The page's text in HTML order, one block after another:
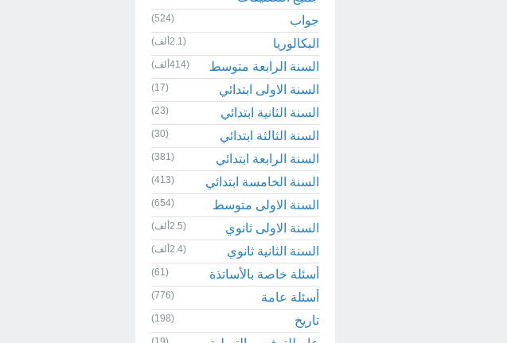
جواب
(524)
البكالوريا (2.1ألف)
السنة الرابعة متوسط (414ألف)
السنة الاولى ابتدائي (17)
السنة الثانية ابتدائي (23)
السنة الثالثة ابتدائي (30)
السنة الرابعة ابتدائي (381)
السنة الخامسة ابتدائي (413)
السنة الاولى متوسط (654)
السنة الاولى ثانوي (2.5ألف)
السنة الثانية ثانوي (2.4ألف)
أسئلة خاصة بالأساتذة (61)
أسئلة عامة (776)
تاريخ (198)